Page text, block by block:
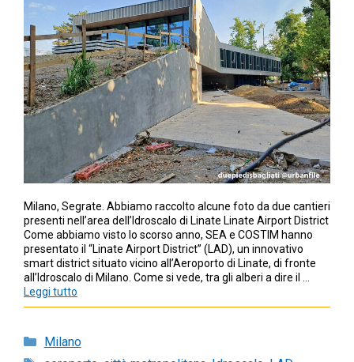
Milano, Segrate. Abbiamo raccolto alcune foto da due cantieri
presenti nell’area dell’Idroscalo di Linate Linate Airport District
Come abbiamo visto lo scorso anno, SEA e COSTIM hanno
presentato il “Linate Airport District” (LAD), un innovativo
smart district situato vicino all’Aeroporto di Linate, di fronte
all’Idroscalo di Milano. Come si vede, tra gli alberi a dire il …
Leggi tutto
Categorie
Milano